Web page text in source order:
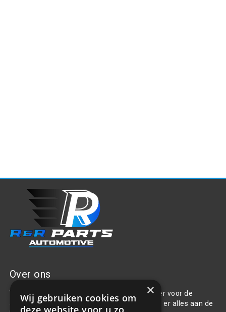
Over ons
Welkom bij R&R Parts Automotive, uw partner voor de
aanschaf van alle auto accessoires. Wij doen er alles aan de
×
Wij gebruiken cookies om
deze website voor u zo